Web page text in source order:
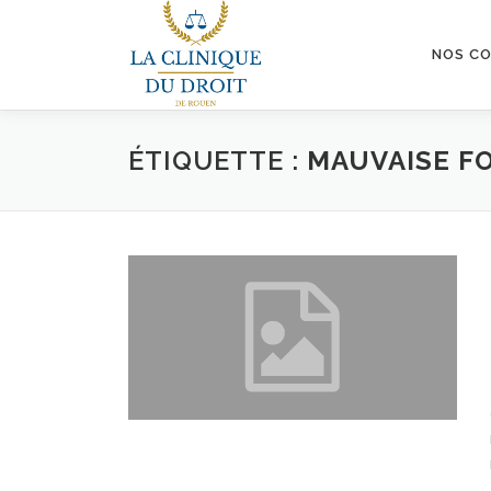
NOS
ÉTIQUETTE : MAUVAISE